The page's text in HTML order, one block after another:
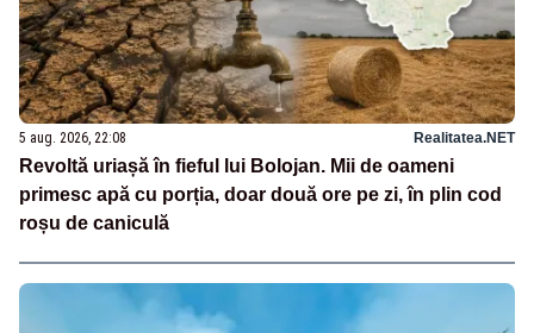
5 aug. 2026, 22:08 Realitatea.NET
Revoltă uriașă în fieful lui Bolojan. Mii de oameni
primesc apă cu porția, doar două ore pe zi, în plin cod
roșu de caniculă